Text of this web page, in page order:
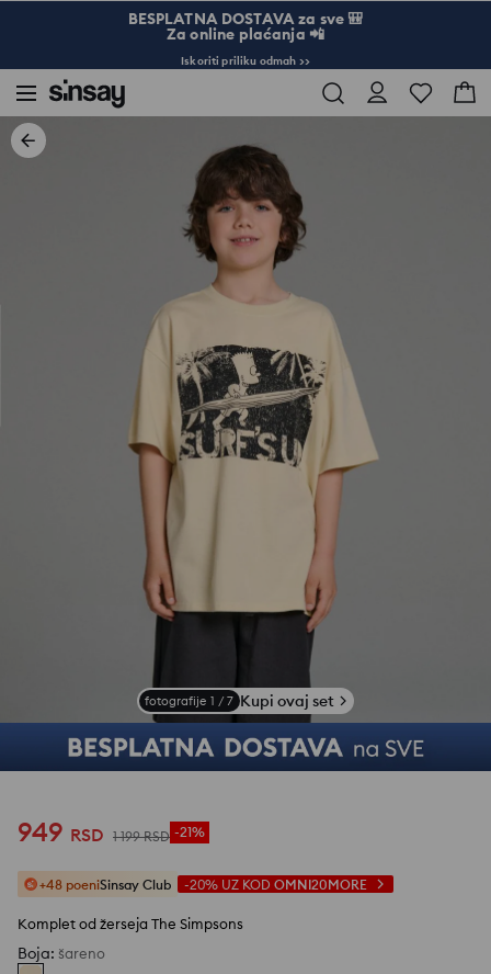
BESPLATNA DOSTAVA za sve 🎒
Za online plaćanja 📲
Iskoriti priliku odmah >>
fotografije 1 / 7 Kupi ovaj set
949 RSD 1 199 RSD -21%
+48 poeniSinsay Club -20% UZ KOD OMNI20MORE
Komplet od žerseja The Simpsons
Boja: šareno